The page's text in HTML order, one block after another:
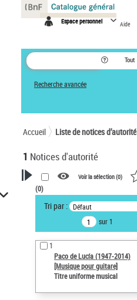
Espace personnel Aide
Tout
Recherche avancée
Accueil Liste de notices d’autorité
1 Notices d'autorité
VOTRE RECHERCHE
Recherche avancée dans les
notices d’autorité
Œuvres liées à l'auteur :
Paco de Lucía (1947-2014)
Voir la sélection (0)
(0)
Tri par : Défaut
sur 1
1
Paco de Lucía (1947-2014)
[Musique pour guitare]
Titre uniforme musical
Panneau de gestion des cookies